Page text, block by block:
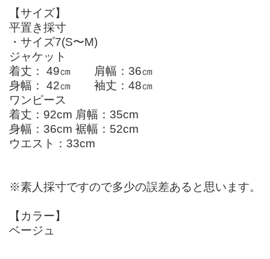
【サイズ】
平置き採寸
・サイズ7(S〜M)
ジャケット
着丈： 49㎝ 肩幅：36㎝
身幅： 42㎝ 袖丈：48㎝
ワンピース
着丈：92cm 肩幅：35cm
身幅：36cm 裾幅：52cm
ウエスト：33cm
※素人採寸ですので多少の誤差あると思います。
【カラー】
ベージュ